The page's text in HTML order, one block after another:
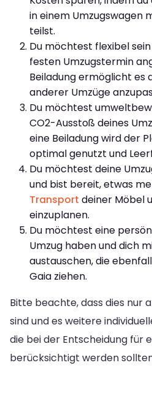
in einem Umzugswagen
teilst.
Du möchtest flexibel
festen Umzugstermin
Beiladung ermöglicht es
anderer Umzüge
Du möchtest
CO2-Ausstoß deines
eine Beiladung wird der
optimal genutzt und
Du möchtest deine
und bist bereit, etwas
Transport deiner Möbel
einzuplanen.
Du möchtest eine
Umzug haben und dich
austauschen, die
Gaia ziehen.
Bitte beachte, dass dies nur
sind und es weitere
die bei der Entscheidung für
berücksichtigt werden